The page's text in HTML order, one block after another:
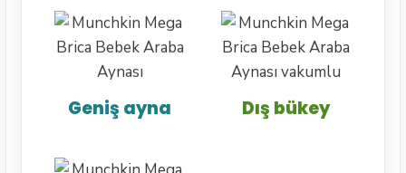
Geniş ayna Dış bükey